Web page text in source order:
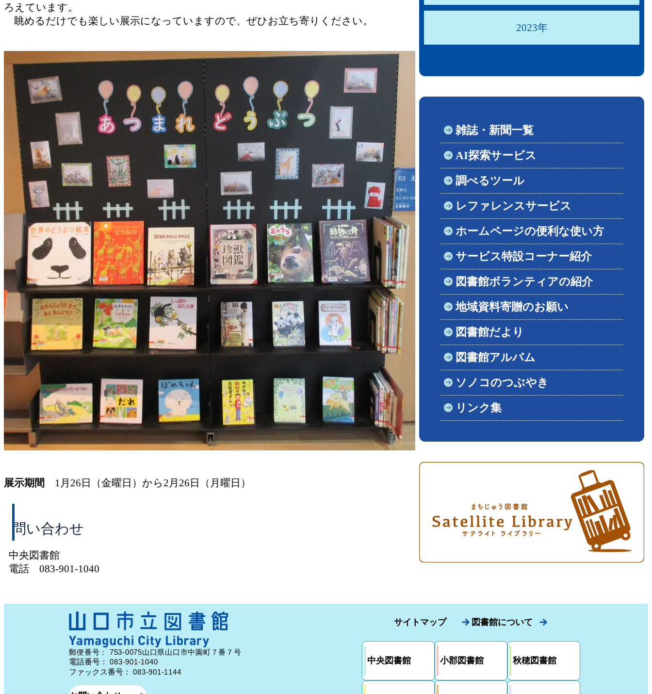
ろえています。
眺めるだけでも楽しい展示になっていますので、ぜひお立ち寄りください。
展示期間 1月26日（金曜日）から2月26日（月曜日）
問い合わせ
中央図書館
電話 083-901-1040
2023年
雑誌・新聞一覧
AI探索サービス
調べるツール
レファレンスサービス
ホームページの便利な使い方
サービス特設コーナー紹介
図書館ボランティアの紹介
地域資料寄贈のお願い
図書館だより
図書館アルバム
ソノコのつぶやき
リンク集
郵便番号： 753-0075山口県山口市中園町７番７号
電話番号：083-901-1040
ファックス番号：083-901-1144
サイトマップ 図書館について
中央図書館 小郡図書館 秋穂図書館